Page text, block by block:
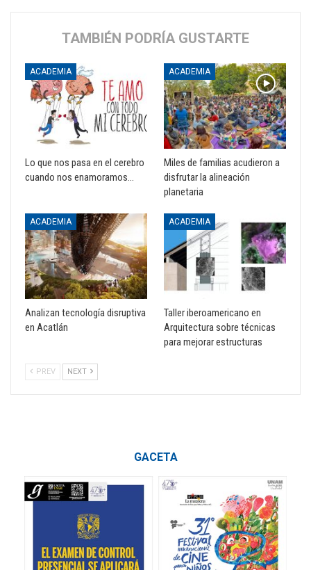
TAMBIÉN PODRÍA GUSTARTE
ACADEMIA
Lo que nos pasa en el cerebro
cuando nos enamoramos…
ACADEMIA
Miles de familias acudieron a
disfrutar la alineación
planetaria
ACADEMIA
Analizan tecnología disruptiva
en Acatlán
ACADEMIA
Taller iberoamericano en
Arquitectura sobre técnicas
para mejorar estructuras
PREV NEXT
GACETA